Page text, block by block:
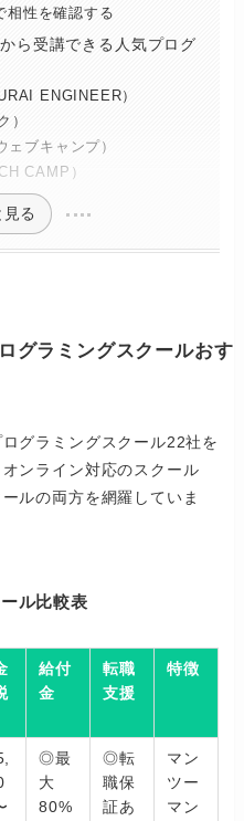
相性を確認する
ら受講できる人気プログ
ENGINEER）
）
ブキャンプ）
CAMP）
見る
グラミングスクールおす
グラミングスクール22社を
ンライン対応のスクール
ルの両方を網羅していま
ル比較表
給付
金
転職
支援
特徴
◎最
大
80%
◎転
職保
証あ
マン
ツー
マン